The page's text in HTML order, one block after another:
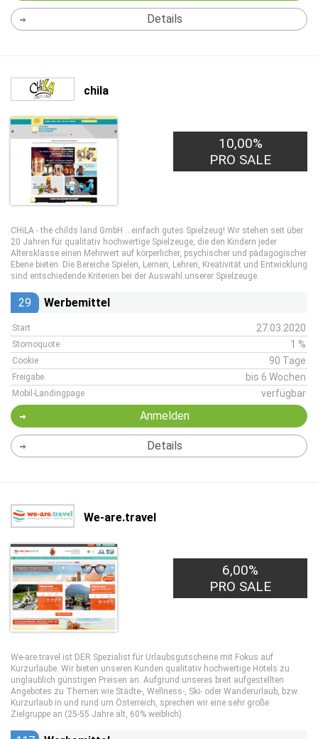
Details
chila
10,00%
PRO SALE
CHiLA - the childs land GmbH ...einfach gutes Spielzeug! Wir stehen seit über
20 Jahren für qualitativ hochwertige Spielzeuge, die den Kindern jeder
Altersklasse einen Mehrwert auf körperlicher, psychischer und pädagogischer
Ebene bieten. Die Bereiche Spielen, Lernen, Lehren, Kreativität und Entwicklung
sind entschiedende Kriterien bei der Auswahl unserer Spielzeuge.
29 Werbemittel
Start 27.03.2020
Stornoquote 1 %
Cookie 90 Tage
Freigabe bis 6 Wochen
Mobil-Landingpage verfügbar
Anmelden
Details
We-are.travel
6,00%
PRO SALE
We-are.travel ist DER Spezialist für Urlaubsgutscheine mit Fokus auf
Kurzurlaube. Wir bieten unseren Kunden qualitativ hochwertige Hotels zu
unglaublich günstigen Preisen an. Aufgrund unseres breit aufgestellten
Angebotes zu Themen wie Städte-, Wellness-, Ski- oder Wanderurlaub, bzw.
Kurzurlaub in und rund um Österreich, sprechen wir eine sehr große
Zielgruppe an (25-55 Jahre alt, 60% weiblich).